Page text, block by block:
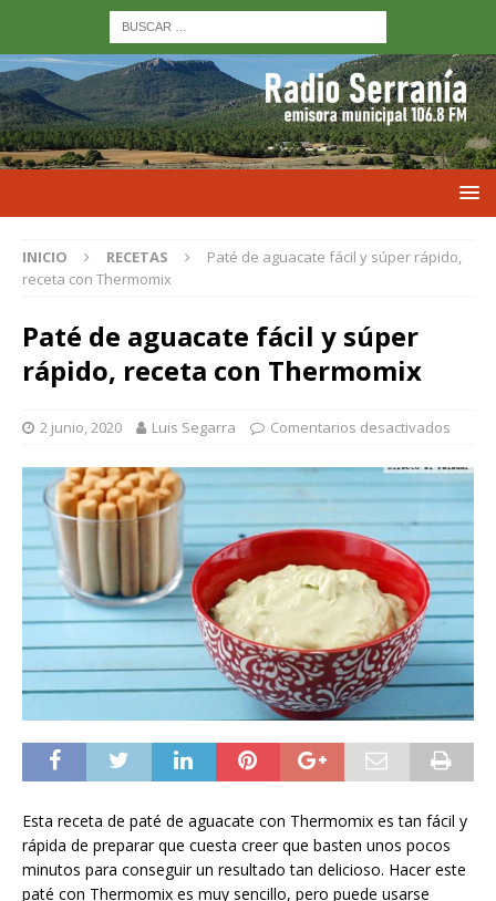
INICIO RECETAS
Paté de aguacate fácil y súper rápido,
receta con Thermomix
Paté de aguacate fácil y súper
rápido, receta con Thermomix
2 junio, 2020 Luis Segarra Comentarios desactivados
Esta receta de paté de aguacate con Thermomix es tan fácil y
rápida de preparar que cuesta creer que basten unos pocos
minutos para conseguir un resultado tan delicioso. Hacer este
paté con Thermomix es muy sencillo, pero puede usarse